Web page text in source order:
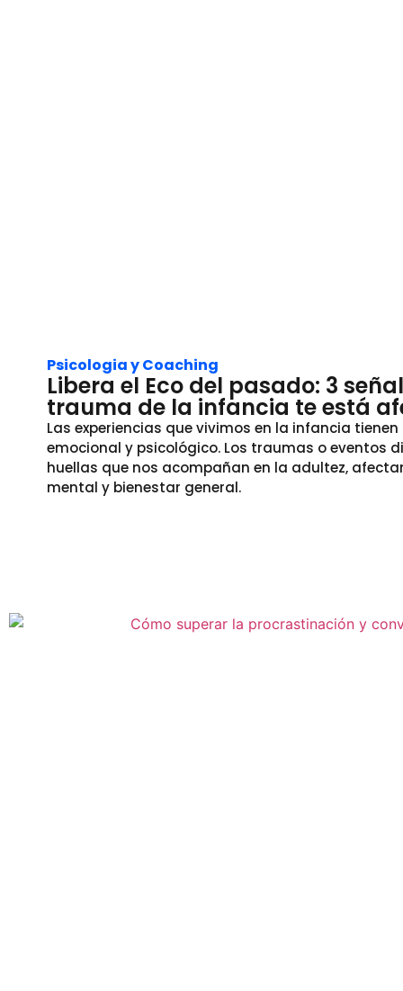
Psicologia y Coaching
Libera el Eco del pasado: 3
trauma de la infancia te está
Las experiencias que vivimos en la infancia
emocional y psicológico. Los traumas o eventos
huellas que nos acompañan en la adultez,
mental y bienestar general.